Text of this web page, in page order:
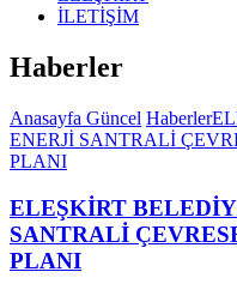
İLETİŞİM
Haberler
Anasayfa Güncel Haberler
ENERJİ SANTRALİ
PLANI
ELEŞKİRT
SANTRALİ
PLANI